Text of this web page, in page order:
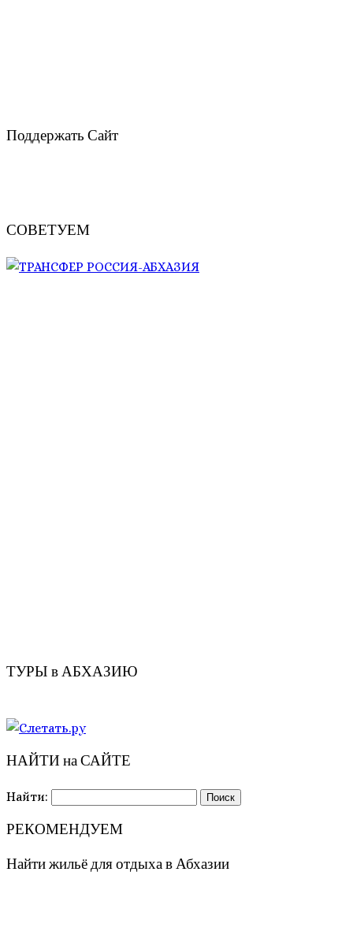
Поддержать Сайт
СОВЕТУЕМ
ТУРЫ в АБХАЗИЮ
НАЙТИ на САЙТЕ
Найти:
РЕКОМЕНДУЕМ
Найти жильё для отдыха в Абхазии